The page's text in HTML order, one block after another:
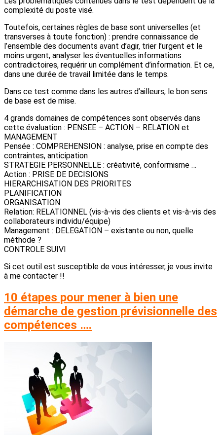
complexité du poste visé.
Toutefois, certaines règles de base sont universelles (et
transverses à toute fonction) : prendre connaissance de
l’ensemble des documents avant d’agir, trier l’urgent et le
moins urgent, analyser les éventuelles informations
contradictoires, requérir un complément d’information. Et ce,
dans une durée de travail limitée dans le temps.
Dans ce test comme dans les autres d’ailleurs, le bon sens
de base est de mise.
4 grands domaines de compétences sont observés dans
cette évaluation : PENSEE – ACTION – RELATION et
MANAGEMENT
Pensée : COMPREHENSION : analyse, prise en compte des
contraintes, anticipation
STRATEGIE PERSONNELLE : créativité, conformisme …
Action : PRISE DE DECISIONS
HIERARCHISATION DES PRIORITES
PLANIFICATION
ORGANISATION
Relation: RELATIONNEL (vis-à-vis des clients et vis-à-vis des
collaborateurs individu/équipe)
Management : DELEGATION – existante ou non, quelle
méthode ?
CONTROLE SUIVI
Si cet outil est susceptible de vous intéresser, je vous invite
à me contacter !!
10 étapes pour mener à bien une
démarche de gestion prévisionnelle des
compétences ….